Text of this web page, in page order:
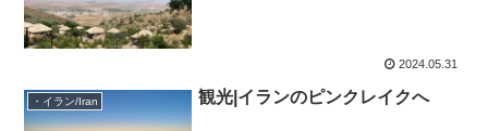
2024.05.31
・イラン/Iran 観光|イランのピンクレイクへ